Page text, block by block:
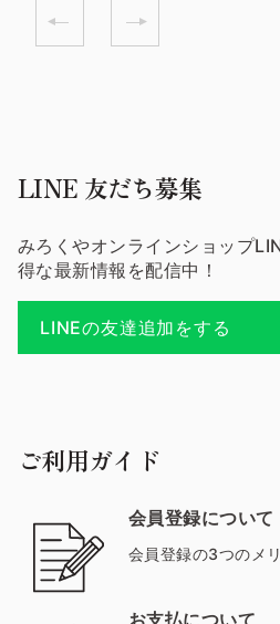
LINE 友だち募集
みろくやオンラインショップ
得な最新情報を配信中！
LINEの友達追加をする
ご利用ガイド
会員登録について
会員登録の3つのメ
お支払について